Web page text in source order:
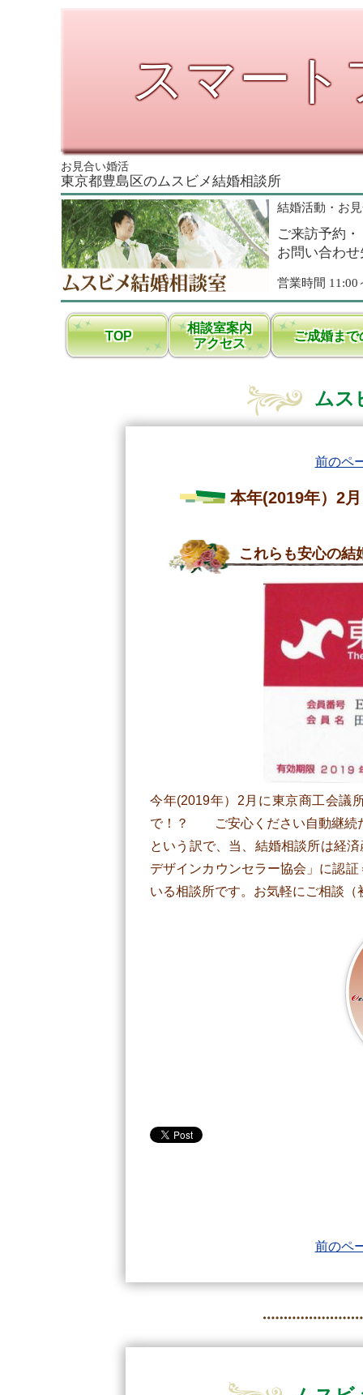
スマー
お見合い婚活
東京都豊島区のムスビメ結婚相談所
結婚活動・お
ご来訪予約・
お問い合わせ
営業時間 11:00
TOP
相談室案内
アクセス
ご成婚まで
ムス
前のペ
本年(2019年）2
これらも安心の結
今年(2019年）2月に東京商工会議
で！？ ご安心ください自動継続
という訳で、当、結婚相談所は経
デザインカウンセラー協会」に認
いる相談所です。お気軽にご相談（
前のペ